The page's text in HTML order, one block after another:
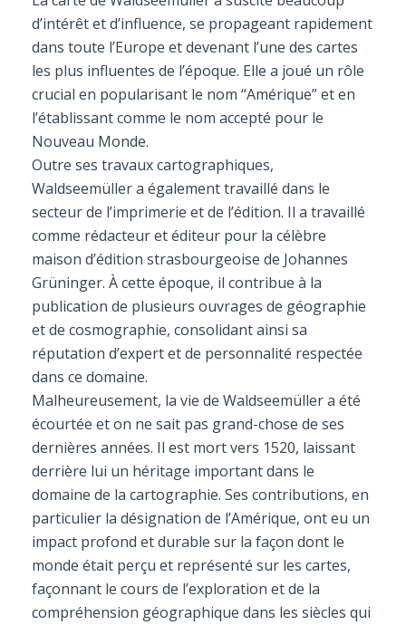
d’intérêt et d’influence, se propageant rapidement
dans toute l’Europe et devenant l’une des cartes
les plus influentes de l’époque. Elle a joué un rôle
crucial en popularisant le nom “Amérique” et en
l’établissant comme le nom accepté pour le
Nouveau Monde.
Outre ses travaux cartographiques,
Waldseemüller a également travaillé dans le
secteur de l’imprimerie et de l’édition. Il a travaillé
comme rédacteur et éditeur pour la célèbre
maison d’édition strasbourgeoise de Johannes
Grüninger. À cette époque, il contribue à la
publication de plusieurs ouvrages de géographie
et de cosmographie, consolidant ainsi sa
réputation d’expert et de personnalité respectée
dans ce domaine.
Malheureusement, la vie de Waldseemüller a été
écourtée et on ne sait pas grand-chose de ses
dernières années. Il est mort vers 1520, laissant
derrière lui un héritage important dans le
domaine de la cartographie. Ses contributions, en
particulier la désignation de l’Amérique, ont eu un
impact profond et durable sur la façon dont le
monde était perçu et représenté sur les cartes,
façonnant le cours de l’exploration et de la
compréhension géographique dans les siècles qui